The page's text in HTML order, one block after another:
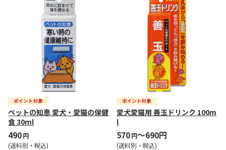
ペットの知恵 愛犬・愛猫の保健
食 30ml
490円
(送料別・税込)
愛犬愛猫用 善玉ドリンク 100m
l
570円～690円
(送料別・税込)